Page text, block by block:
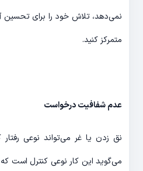
متمرکز کنید.
عدم شفافیت درخواست
نق زدن یا غر می‌تواند نوعی رفتار
می‌گوید این کار نوعی کنترل است